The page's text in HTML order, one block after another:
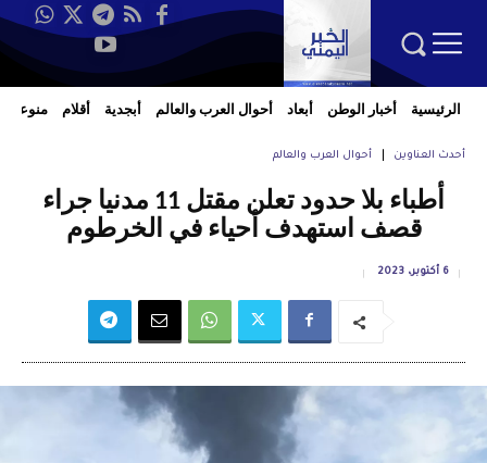
الرئيسية أخبار الوطن أبعاد أحوال العرب والعالم أبجدية أقلام منوعات
أحدث العناوين أحوال العرب والعالم
أطباء بلا حدود تعلن مقتل 11 مدنيا جراء
قصف استهدف أحياء في الخرطوم
6 أكتوبر، 2023